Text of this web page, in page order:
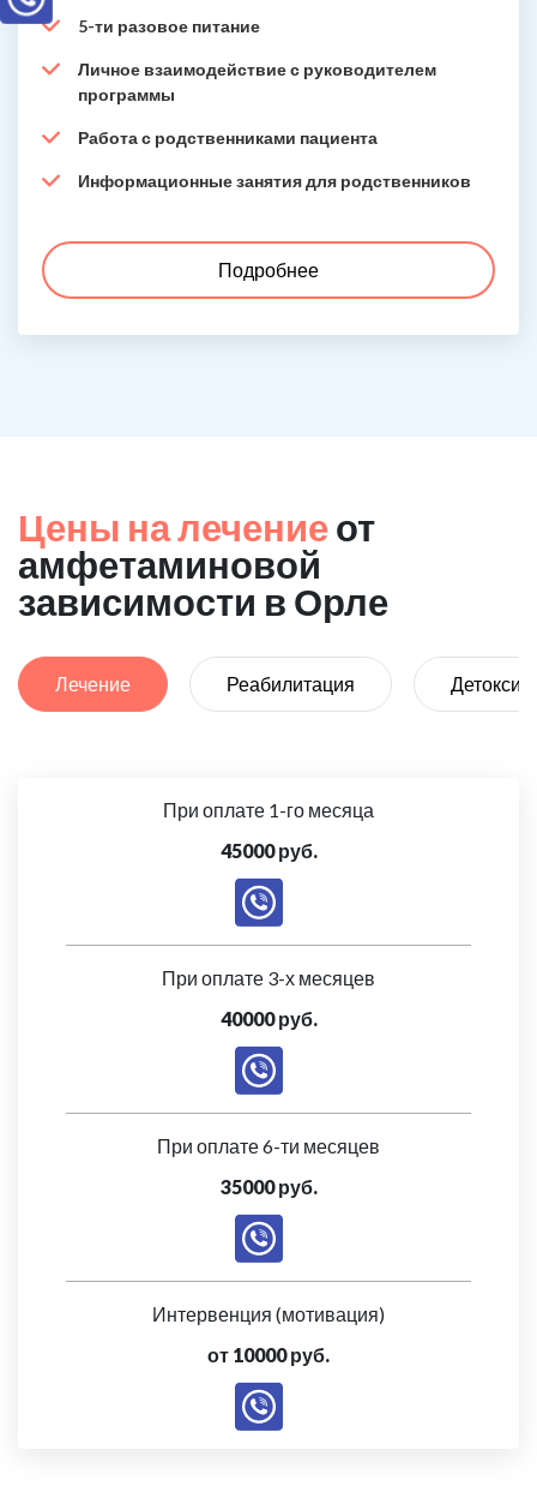
5-ти разовое питание
Личное взаимодействие с руководителем
программы
Работа с родственниками пациента
Информационные занятия для родственников
Подробнее
Цены на лечение от
амфетаминовой
зависимости в Орле
Лечение Реабилитация
При оплате 1-го месяца
45000 руб.
При оплате 3-х месяцев
40000 руб.
При оплате 6-ти месяцев
35000 руб.
Интервенция (мотивация)
от 10000 руб.